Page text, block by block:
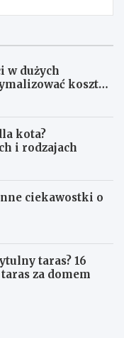
w dużych
koszty
kota?
i rodzajach
ciekawostki o
taras? 16
za domem